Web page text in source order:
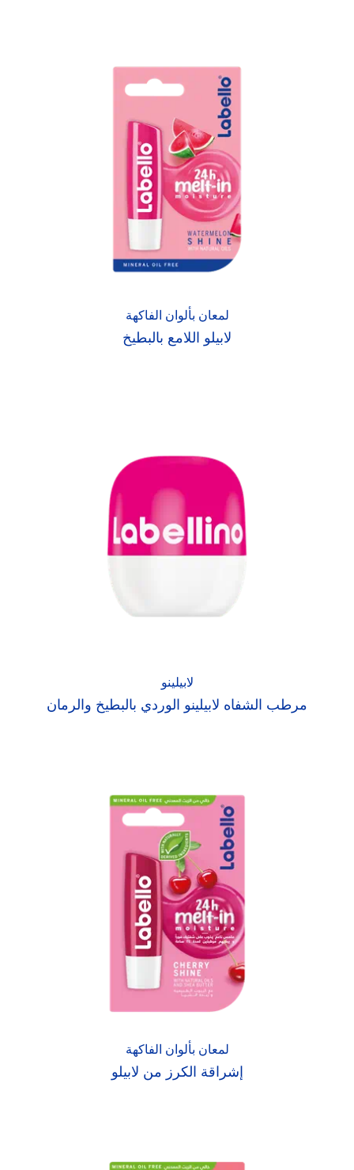
لمعان بألوان الفاكهة
لابيلو اللامع بالبطيخ
لابيلينو
مرطب الشفاه لابيلينو الوردي بالبطيخ والرمان
لمعان بألوان الفاكهة
إشراقة الكرز من لابيلو